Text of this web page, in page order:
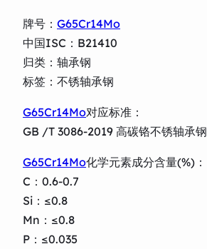
牌号： G65Cr14Mo
中国ISC：B21410
归类：轴承钢
标签：不锈轴承钢
G65Cr14Mo对应标准：
GB /T 3086-2019 高碳铬不锈轴承钢
G65Cr14Mo化学元素成分含量(%)：
C：0.6-0.7
Si：≤0.8
Mn：≤0.8
P：≤0.035